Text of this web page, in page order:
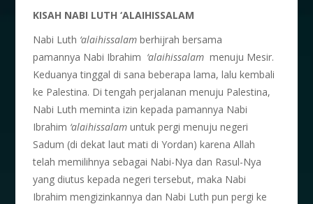
KISAH NABI LUTH ‘ALAIHISSALAM
Nabi Luth ‘alaihissalam berhijrah bersama
pamannya Nabi Ibrahim ‘alaihissalam menuju Mesir.
Keduanya tinggal di sana beberapa lama, lalu kembali
ke Palestina. Di tengah perjalanan menuju Palestina,
Nabi Luth meminta izin kepada pamannya Nabi
Ibrahim ‘alaihissalam untuk pergi menuju negeri
Sadum (di dekat laut mati di Yordan) karena Allah
telah memilihnya sebagai Nabi-Nya dan Rasul-Nya
yang diutus kepada negeri tersebut, maka Nabi
Ibrahim mengizinkannya dan Nabi Luth pun pergi ke